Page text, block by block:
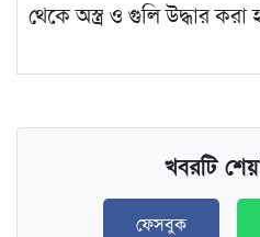
থেকে অস্ত্র ও গুলি উদ্ধার করা
খবরটি
ফেসবুক